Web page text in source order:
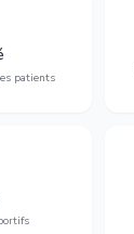
patients
: erreurs
praticiens
de
et